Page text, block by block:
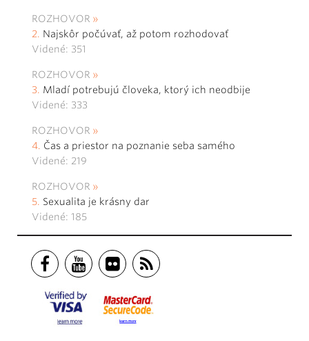
ROZHOVOR
Najskôr počúvať, až potom rozhodovať
Videné: 351
ROZHOVOR
Mladí potrebujú človeka, ktorý ich neodbije
Videné: 333
ROZHOVOR
Čas a priestor na poznanie seba samého
Videné: 219
ROZHOVOR
Sexualita je krásny dar
Videné: 185